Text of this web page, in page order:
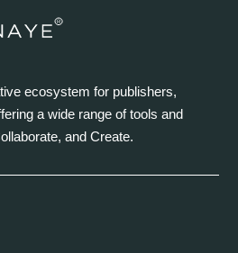
ecosystem for publishers,
a wide range of tools and
and Create.